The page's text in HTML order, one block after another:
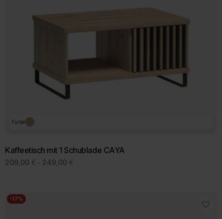
Farbe
Kaffeetisch mit 1 Schublade CAYA
209,00 € – 249,00 €
-17%